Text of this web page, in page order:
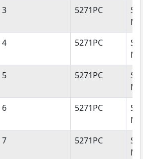
3 5271PC
4 5271PC
5 5271PC
6 5271PC
7 5271PC